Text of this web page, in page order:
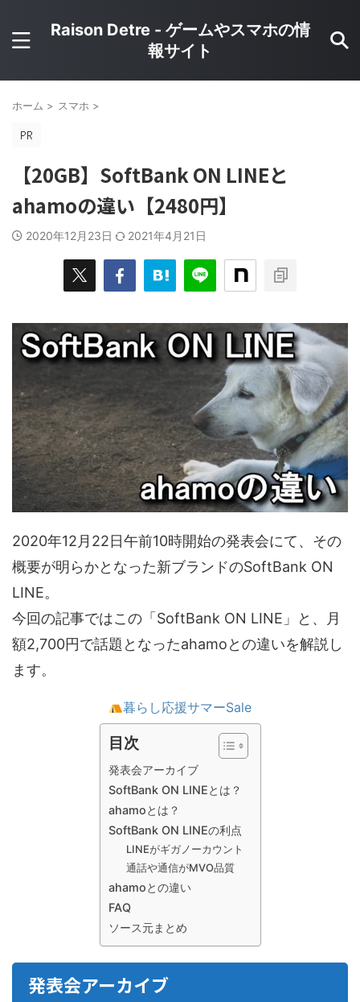
Raison Detre - ゲームやスマホの情
報サイト
ホーム > スマホ >
【20GB】SoftBank ON LINEと
ahamoの違い【2480円】
2020年12月23日 2021年4月21日
2020年12月22日午前10時開始の発表会にて、その
概要が明らかとなった新ブランドのSoftBank ON
LINE。
今回の記事ではこの「SoftBank ON LINE」と、月
額2,700円で話題となったahamoとの違いを解説し
ます。
暮らし応援サマーSale
目次
発表会アーカイブ
SoftBank ON LINEとは？
ahamoとは？
SoftBank ON LINEの利点
LINEがギガノーカウント
通話や通信がMVO品質
ahamoとの違い
FAQ
ソース元まとめ
発表会アーカイブ